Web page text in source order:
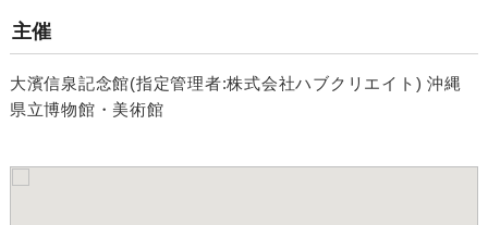
主催
大濱信泉記念館(指定管理者:株式会社ハブクリエイト) 沖縄
県立博物館・美術館